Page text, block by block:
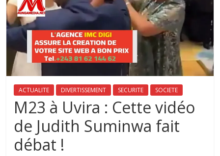
ACTUALITE DIVERTISSEMENT SECURITE SOCIETE
‎‎‎M23 à Uvira : Cette vidéo
de Judith Suminwa fait
débat !‎‎